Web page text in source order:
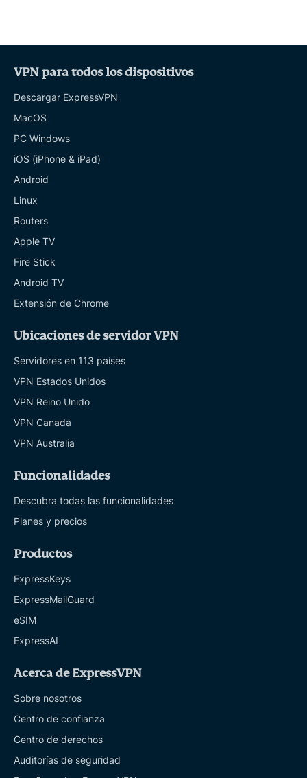
VPN para todos los dispositivos
Descargar ExpressVPN
MacOS
PC Windows
iOS (iPhone & iPad)
Android
Linux
Routers
Apple TV
Fire Stick
Android TV
Extensión de Chrome
Ubicaciones de servidor VPN
Servidores en 113 países
VPN Estados Unidos
VPN Reino Unido
VPN Canadá
VPN Australia
Funcionalidades
Descubra todas las funcionalidades
Planes y precios
Productos
ExpressKeys
ExpressMailGuard
eSIM
ExpressAI
Acerca de ExpressVPN
Sobre nosotros
Centro de confianza
Centro de derechos
Auditorías de seguridad